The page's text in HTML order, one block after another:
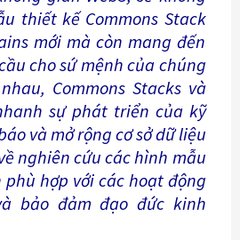
thiết kế Commons Stack
mới mà còn mang đến
cho sứ mệnh của chúng
Commons Stacks và
sự phát triển của kỹ
và mở rộng cơ sở dữ liệu
nghiên cứu các hình mẫu
hợp với các hoạt động
bảo đảm đạo đức kinh